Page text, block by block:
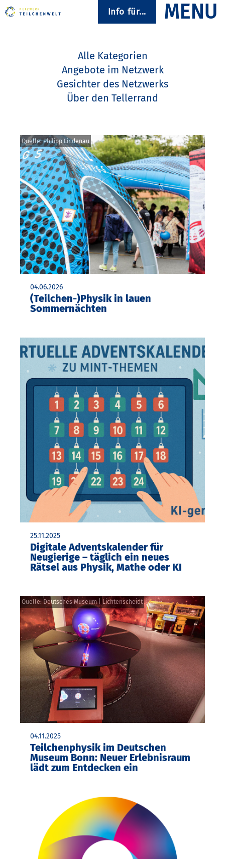
Info für...
Alle Kategorien
Angebote im Netzwerk
Gesichter des Netzwerks
Über den Tellerrand
Quelle: Philipp Lindenau
04.06.2026
(Teilchen-)Physik in lauen
Sommernächten
25.11.2025
Digitale Adventskalender für
Neugierige – täglich ein neues
Rätsel aus Physik, Mathe oder KI
Quelle: Deutsches Museum | Lichtenscheidt
04.11.2025
Teilchenphysik im Deutschen
Museum Bonn: Neuer Erlebnisraum
lädt zum Entdecken ein